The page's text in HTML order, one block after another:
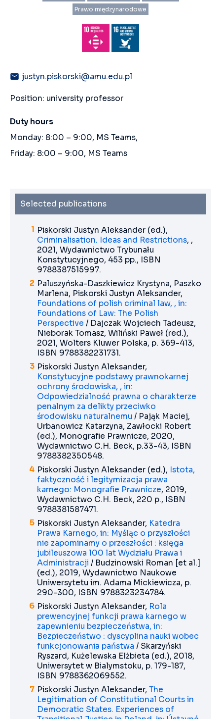
Prawo międzynarodowe
justyn.piskorski@amu.edu.pl
Position: university professor
Duty hours
Monday: 8:00 – 9:00, MS Teams,
Friday: 8:00 – 9:00, MS Teams
Selected publications
Piskorski Justyn Aleksander (ed.),
Criminalisation. Ideas and Restrictions, ,
2021, Wydawnictwo Trybunału
Konstytucyjnego, 453 pp., ISBN
9788387515997.
Paluszyńska-Daszkiewicz Krystyna, Paszko
Marlena, Piskorski Justyn Aleksander,
Foundations of polish criminal law, , in:
Foundations of Law: The Polish
Perspective / Dajczak Wojciech Tadeusz,
Nieborak Tomasz, Wiliński Paweł (red.),
2021, Wolters Kluwer Polska, p. 369-413,
ISBN 9788382231731.
Piskorski Justyn Aleksander,
Konstytucyjne podstawy prawnokarnej
ochrony środowiska, , in:
Odpowiedzialność prawna o charakterze
penalnym za delikty przeciwko
środowisku naturalnemu / Pająk Maciej,
Urbanowicz Katarzyna, Zawłocki Robert
(ed.), Monografie Prawnicze, 2020,
Wydawnictwo C.H. Beck, p.33-43, ISBN
9788382350548.
Piskorski Justyn Aleksander (ed.), Istota,
faktyczność i legitymizacja prawa
karnego: Monografie Prawnicze, 2019,
Wydawnictwo C.H. Beck, 220 p., ISBN
9788381587471.
Piskorski Justyn Aleksander, Katedra
Prawa Karnego, in: Myśląc o przyszłości
nie zapominamy o przeszłości : księga
jubileuszowa 100 lat Wydziału Prawa i
Administracji / Budzinowski Roman [et al.]
(ed.), 2019, Wydawnictwo Naukowe
Uniwersytetu im. Adama Mickiewicza, p.
290-300, ISBN 9788323234784.
Piskorski Justyn Aleksander, Rola
prewencyjnej funkcji prawa karnego w
zapewnieniu bezpieczeństwa, in:
Bezpieczeństwo : dyscyplina nauki wobec
funkcjonowania państwa / Skarzyński
Ryszard, Kużelewska Elżbieta (ed.), 2018,
Uniwersytet w Bialymstoku, p. 179-187,
ISBN 9788362069552.
Piskorski Justyn Aleksander, The
Legitimation of Constitutional Courts in
Democratic States. Experiences of